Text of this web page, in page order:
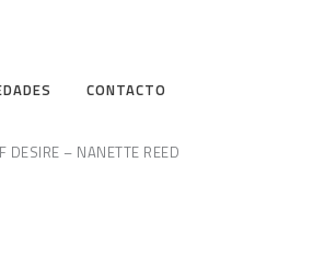
CONTACTO
DESIRE – NANETTE REED